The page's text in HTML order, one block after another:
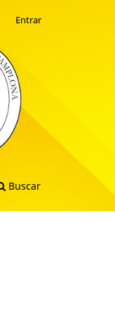
Buscar
Entrar